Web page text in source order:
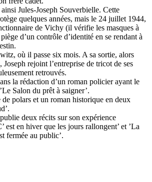
Jules-Joseph Souverbielle. Cette
quelques années, mais le 24 juillet 1944,
de Vichy (il vérifie les masques à
d’un contrôle d’identité en se rendant à
où il passe six mois. A sa sortie, alors
Joseph rejoint l’entreprise de tricot de ses
retrouvés.
la rédaction d’un roman policier ayant le
Salon du prêt à saigner’.
polars et un roman historique en deux
deux récits sur son expérience
est en hiver que les jours rallongent’ et ’La
fermée au public’.